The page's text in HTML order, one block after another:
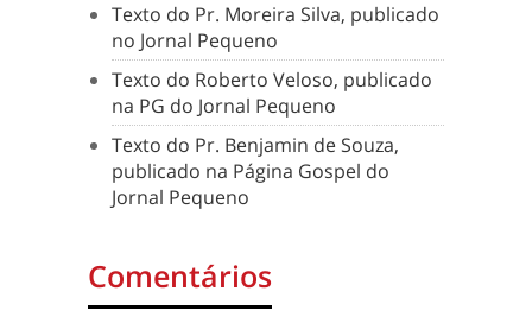
Texto do Pr. Moreira Silva, publicado
no Jornal Pequeno
Texto do Roberto Veloso, publicado
na PG do Jornal Pequeno
Texto do Pr. Benjamin de Souza,
publicado na Página Gospel do
Jornal Pequeno
Comentários